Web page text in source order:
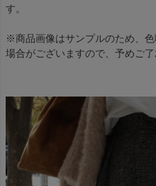
す。
※商品画像はサンプルのため、
場合がございますので、予めご了